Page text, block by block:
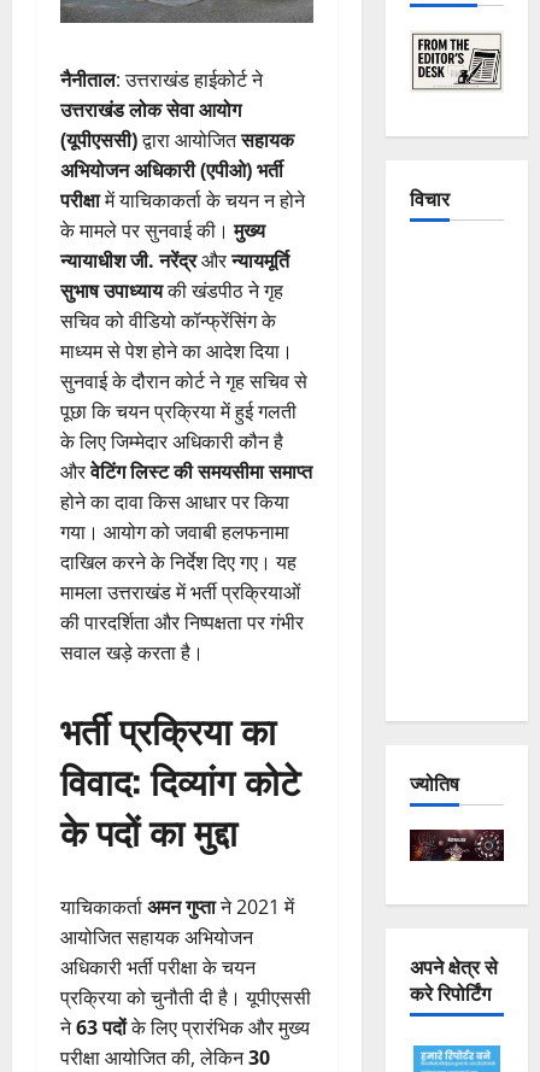
नैनीताल: उत्तराखंड हाईकोर्ट ने
उत्तराखंड लोक सेवा आयोग
(यूपीएससी)द्वारा आयोजितसहायक
अभियोजन अधिकारी (एपीओ) भर्ती
परीक्षामें याचिकाकर्ता के चयन न होने
के मामले पर सुनवाई की।मुख्य
न्यायाधीश जी. नरेंद्रऔरन्यायमूर्ति
सुभाष उपाध्यायकी खंडपीठ ने गृह
सचिव को वीडियो कॉन्फ्रेंसिंग के
माध्यम से पेश होने का आदेश दिया।
सुनवाई के दौरान कोर्ट ने गृह सचिव से
पूछा कि चयन प्रक्रिया में हुई गलती
के लिए जिम्मेदार अधिकारी कौन है
औरवेटिंग लिस्ट की समयसीमा समाप्त
होने का दावा किस आधार पर किया
गया। आयोग को जवाबी हलफनामा
दाखिल करने के निर्देश दिए गए। यह
मामला उत्तराखंड में भर्ती प्रक्रियाओं
की पारदर्शिता और निष्पक्षता पर गंभीर
सवाल खड़े करता है।
भर्ती प्रक्रिया का
विवाद: दिव्यांग कोटे
के पदों का मुद्दा
याचिकाकर्ताअमन गुप्ताने 2021 में
आयोजित सहायक अभियोजन
अधिकारी भर्ती परीक्षा के चयन
प्रक्रिया को चुनौती दी है। यूपीएससी
ने63 पदोंके लिए प्रारंभिक और मुख्य
परीक्षा आयोजित की, लेकिन30
विचार
ज्योतिष
अपने क्षेत्र से
करे रिपोर्टिंग